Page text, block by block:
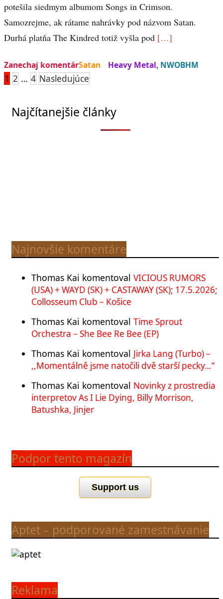
potešila siedmym albumom Songs in Crimson.
Samozrejme, ak rátame nahrávky pod názvom Satan.
Durhá platňa The Kindred totiž vyšla pod […]
Zanechaj komentárSatan Heavy Metal, NWOBHM
Stránkovanie
1 2 … 4 Nasledujúce
Najčítanejšie články
Najnovšie komentáre
Thomas Kai komentoval VICIOUS RUMORS
(USA) + WAYD (SK) + CASTAWAY (SK); 17.5.2026;
Collosseum Club – Košice
Thomas Kai komentoval Time Sprout
Orchestra – She Bee Re Bee (EP)
Thomas Kai komentoval Jirka Lang (Turbo) –
,,Momentálně jsme natočili dvě starší pecky…“
Thomas Kai komentoval Novinky z prostredia
interpretov As I Lie Dying, Billy Morrison,
Batushka, Jinjer
Podpor tento magazín
Support us
Aptet – podporované zamestnávanie
Reklama